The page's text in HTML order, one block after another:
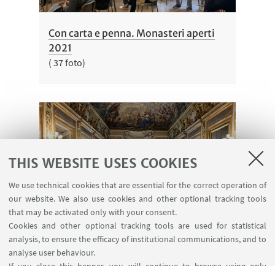
THIS WEBSITE USES COOKIES
We use technical cookies that are essential for the correct operation of
our website. We also use cookies and other optional tracking tools
that may be activated only with your consent.
Cookies and other optional tracking tools are used for statistical
analysis, to ensure the efficacy of institutional communications, and to
analyse user behaviour.
Con carta e penna. Monasteri aperti
2021
( 37 foto)
The Seasons of Scholarship and the
Generations of Scholars. A European
History (15th-19th Centuries)
( 51 foto)